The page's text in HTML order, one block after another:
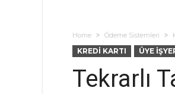
Home Ödeme Sistemleri
KREDI KARTI ÜYE
Tekrarlı